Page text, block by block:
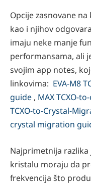
Opcije zasnovane
kao i njihov
imaju neke manje
performansama, ali
svojim app notes,
linkovima: EVA-M8
guide , MAX TCXO-
TCXO-to-Crystal-
crystal migration
Najprimetnija
kristalu moraju da
frekvencija što